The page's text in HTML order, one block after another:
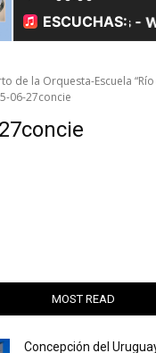
de la Orquesta-Escuela
06-27concie
MOST READ
Concepción del